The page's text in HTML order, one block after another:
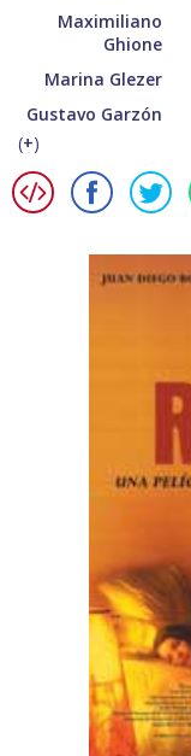
Maximiliano
Ghione
Marina Glezer
Gustavo Garzón
(+)